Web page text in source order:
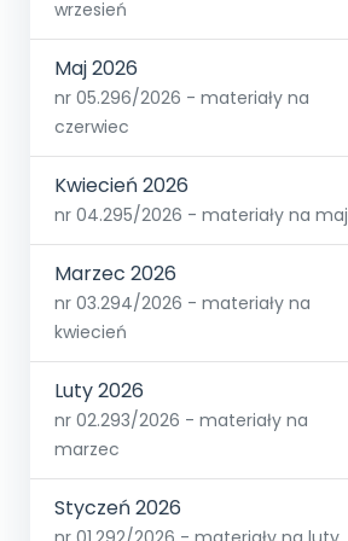
wrzesień
Maj 2026
nr 05.296/2026 - materiały na
czerwiec
Kwiecień 2026
nr 04.295/2026 - materiały na maj
Marzec 2026
nr 03.294/2026 - materiały na
kwiecień
Luty 2026
nr 02.293/2026 - materiały na
marzec
Styczeń 2026